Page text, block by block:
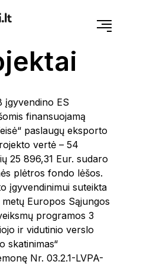
įgyvendino ES
finansuojamą
paslaugų eksporto
vertė – 54
25 896,31 Eur. sudaro
plėtros fondo lėšos.
įgyvendinimui suteikta
Europos Sąjungos
programos 3
ir vidutinio verslo
skatinimas“
Nr. 03.2.1-LVPA-